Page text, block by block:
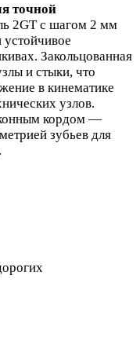
точной
2GT с шагом 2 мм
устойчивое
Закольцованная
и стыки, что
в кинематике
узлов.
кордом —
зубьев для